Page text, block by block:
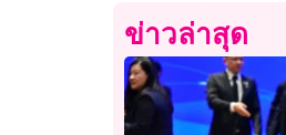
ข่าวล่าสุด